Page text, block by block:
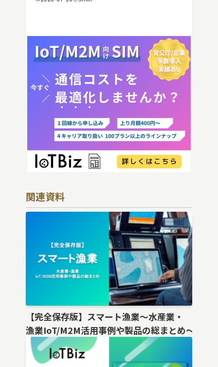
関連資料
【完全保存版】スマート漁業〜水産業・
漁業IoT/M2M活用事例や製品の総まとめ〜